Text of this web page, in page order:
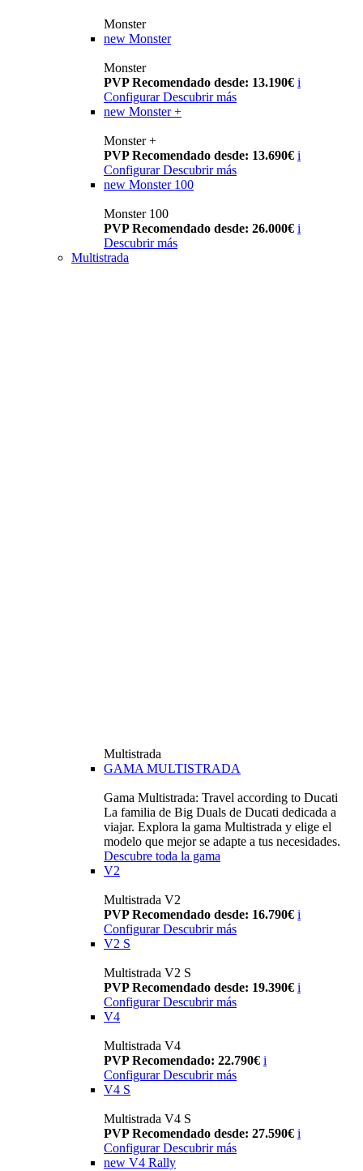
Monster
new Monster
Monster
PVP Recomendado desde: 13.190€ i
Configurar Descubrir más
new Monster +
Monster +
PVP Recomendado desde: 13.690€ i
Configurar Descubrir más
new Monster 100
Monster 100
PVP Recomendado desde: 26.000€ i
Descubrir más
Multistrada
Multistrada
GAMA MULTISTRADA
Gama Multistrada: Travel according to Ducati
La familia de Big Duals de Ducati dedicada a
viajar. Explora la gama Multistrada y elige el
modelo que mejor se adapte a tus necesidades.
Descubre toda la gama
V2
Multistrada V2
PVP Recomendado desde: 16.790€ i
Configurar Descubrir más
V2 S
Multistrada V2 S
PVP Recomendado desde: 19.390€ i
Configurar Descubrir más
V4
Multistrada V4
PVP Recomendado: 22.790€ i
Configurar Descubrir más
V4 S
Multistrada V4 S
PVP Recomendado desde: 27.590€ i
Configurar Descubrir más
new V4 Rally